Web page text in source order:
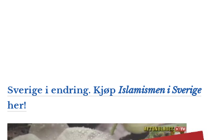
Sverige i endring. KjøpIslamismen i Sverige
her!